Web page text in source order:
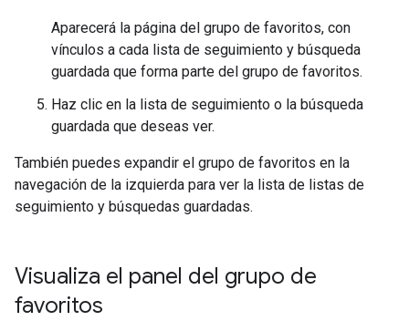
Aparecerá la página del grupo de favoritos, con
vínculos a cada lista de seguimiento y búsqueda
guardada que forma parte del grupo de favoritos.
Haz clic en la lista de seguimiento o la búsqueda
guardada que deseas ver.
También puedes expandir el grupo de favoritos en la
navegación de la izquierda para ver la lista de listas de
seguimiento y búsquedas guardadas.
Visualiza el panel del grupo de
favoritos